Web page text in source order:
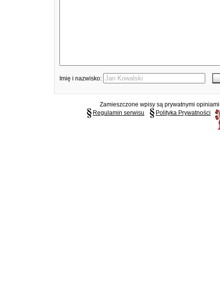
Imię i nazwisko:
Zamieszczone wpisy są prywatnymi
Regulamin serwisu
Polityka Prywatności